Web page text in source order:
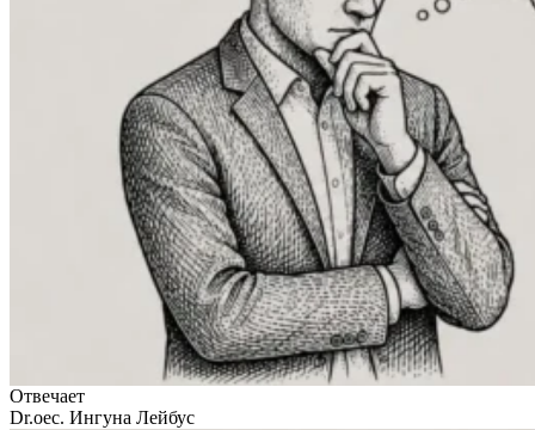
Отвечает
Dr.oec. Ингуна Лейбус